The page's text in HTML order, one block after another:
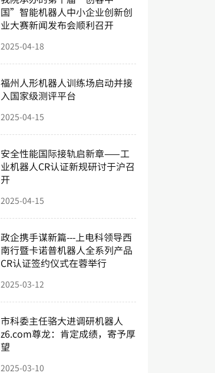
国”智能机器人中小企业创新创
业大赛新闻发布会顺利召开
2025-04-18
福州人形机器人训练场启动并接
入国家级测评平台
2025-04-15
安全性能国际接轨启新章——工
业机器人CR认证新规研讨于沪召
开
2025-04-15
政企携手谋新篇---上电科领导西
南行暨卡诺普机器人全系列产品
CR认证签约仪式在蓉举行
2025-03-12
市科委主任骆大进调研机器人
z6.com尊龙：肯定成绩，寄予厚
望
2025-03-10